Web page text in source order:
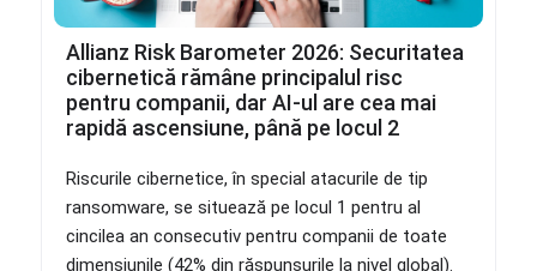
Allianz Risk Barometer 2026: Securitatea
cibernetică rămâne principalul risc
pentru companii, dar AI-ul are cea mai
rapidă ascensiune, până pe locul 2
Riscurile cibernetice, în special atacurile de tip
ransomware, se situează pe locul 1 pentru al
cincilea an consecutiv pentru companii de toate
dimensiunile (42% din răspunsurile la nivel global).